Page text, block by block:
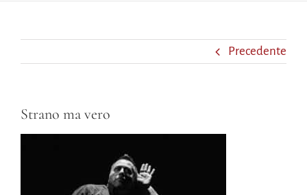
Precedente
Strano ma vero